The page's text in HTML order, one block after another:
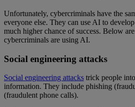
Unfortunately, cybercriminals have the
everyone else. They can use AI to
much higher chance of success. Below
cybercriminals are using AI.
Social engineering attacks
Social engineering attacks trick people
information. They include phishing
(fraudulent phone calls).